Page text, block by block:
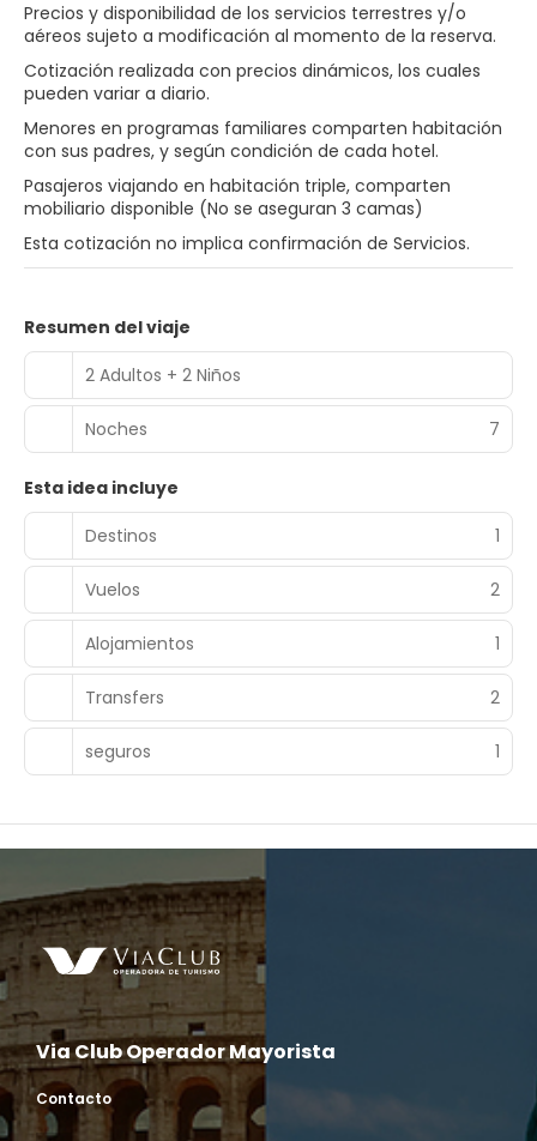
Precios y disponibilidad de los servicios terrestres y/o
aéreos sujeto a modificación al momento de la reserva.
Cotización realizada con precios dinámicos, los cuales
pueden variar a diario.
Menores en programas familiares comparten habitación
con sus padres, y según condición de cada hotel.
Pasajeros viajando en habitación triple, comparten
mobiliario disponible (No se aseguran 3 camas)
Esta cotización no implica confirmación de Servicios.
Resumen del viaje
2 Adultos + 2 Niños
Noches 7
Esta idea incluye
Destinos
1
Vuelos 2
Alojamientos 1
Transfers 2
seguros 1
Via Club Operador Mayorista
Contacto